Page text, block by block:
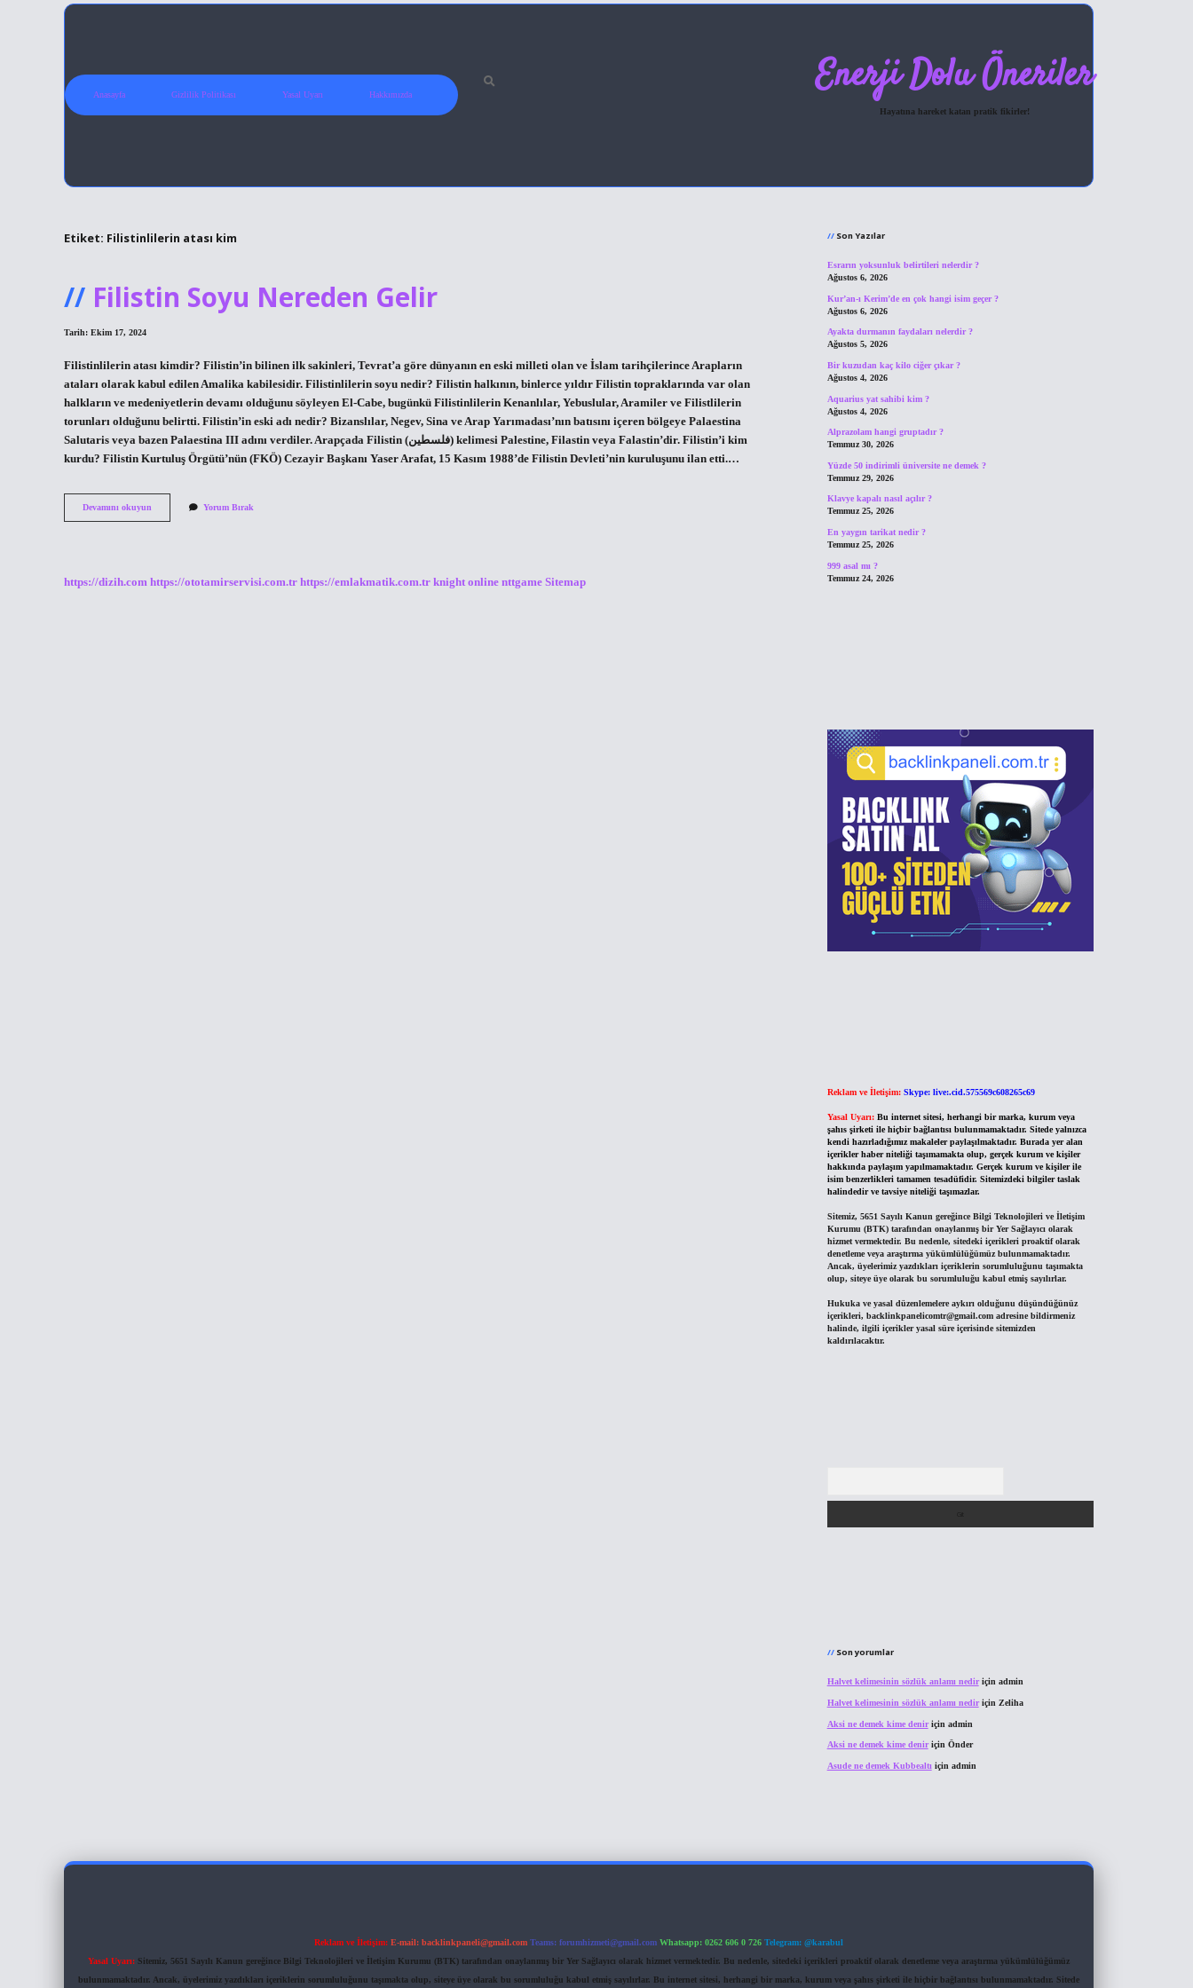
Anasayfa Gizlilik Politikası Yasal Uyarı Hakkımızda Enerji Dolu Öneriler
Hayatına hareket katan pratik fikirler!
Etiket: Filistinlilerin atası kim
Filistin Soyu Nereden Gelir
Tarih: Ekim 17, 2024
Filistinlilerin atası kimdir? Filistin’in bilinen ilk sakinleri, Tevrat’a göre dünyanın en eski milleti olan ve İslam tarihçilerince Arapların
ataları olarak kabul edilen Amalika kabilesidir. Filistinlilerin soyu nedir? Filistin halkının, binlerce yıldır Filistin topraklarında var olan
halkların ve medeniyetlerin devamı olduğunu söyleyen El-Cabe, bugünkü Filistinlilerin Kenanlılar, Yebuslular, Aramiler ve Filistlilerin
torunları olduğunu belirtti. Filistin’in eski adı nedir? Bizanslılar, Negev, Sina ve Arap Yarımadası’nın batısını içeren bölgeye Palaestina
Salutaris veya bazen Palaestina III adını verdiler. Arapçada Filistin (فلسطين) kelimesi Palestine, Filastin veya Falastin’dir. Filistin’i kim
kurdu? Filistin Kurtuluş Örgütü’nün (FKÖ) Cezayir Başkanı Yaser Arafat, 15 Kasım 1988’de Filistin Devleti’nin kuruluşunu ilan etti.…
Devamını okuyun
Soyu
Yorum Bırak
https://dizih.com https://ototamirservisi.com.tr https://emlakmatik.com.tr knight online nttgame Sitemap
Son Yazılar
Esrarın yoksunluk belirtileri nelerdir ?
Ağustos 6, 2026
Kur’an-ı Kerim’de en çok hangi isim geçer ?
Ağustos 6, 2026
Ayakta durmanın faydaları nelerdir ?
Ağustos 5, 2026
Bir kuzudan kaç kilo ciğer çıkar ?
Ağustos 4, 2026
Aquarius yat sahibi kim ?
Ağustos 4, 2026
Alprazolam hangi gruptadır ?
Temmuz 30, 2026
Yüzde 50 indirimli üniversite ne demek ?
Temmuz 29, 2026
Klavye kapalı nasıl açılır ?
Temmuz 25, 2026
En yaygın tarikat nedir ?
Temmuz 25, 2026
999 asal mı ?
Temmuz 24, 2026
Reklam ve İletişim: Skype: live:.cid.575569c608265c69
Yasal Uyarı: Bu internet sitesi, herhangi bir marka, kurum veya
şahıs şirketi ile hiçbir bağlantısı bulunmamaktadır. Sitede yalnızca
kendi hazırladığımız makaleler paylaşılmaktadır. Burada yer alan
içerikler haber niteliği taşımamakta olup, gerçek kurum ve kişiler
hakkında paylaşım yapılmamaktadır. Gerçek kurum ve kişiler ile
isim benzerlikleri tamamen tesadüfidir. Sitemizdeki bilgiler taslak
halindedir ve tavsiye niteliği taşımazlar.
Sitemiz, 5651 Sayılı Kanun gereğince Bilgi Teknolojileri ve İletişim
Kurumu (BTK) tarafından onaylanmış bir Yer Sağlayıcı olarak
hizmet vermektedir. Bu nedenle, sitedeki içerikleri proaktif olarak
denetleme veya araştırma yükümlülüğümüz bulunmamaktadır.
Ancak, üyelerimiz yazdıkları içeriklerin sorumluluğunu taşımakta
olup, siteye üye olarak bu sorumluluğu kabul etmiş sayılırlar.
Hukuka ve yasal düzenlemelere aykırı olduğunu düşündüğünüz
içerikleri, backlinkpanelicomtr@gmail.comadresine bildirmeniz
halinde, ilgili içerikler yasal süre içerisinde sitemizden
kaldırılacaktır.
Son yorumlar
Halvet kelimesinin sözlük anlamı nediriçin admin
Halvet kelimesinin sözlük anlamı nediriçin Zeliha
Aksi ne demek kime deniriçin admin
Aksi ne demek kime deniriçin Önder
Asude ne demek Kubbealtı için admin
Reklam ve İletişim: E-mail: backlinkpaneli@gmail.com Teams: forumhizmeti@gmail.com Whatsapp: 0262 606 0 726 Telegram: @karabul
Yasal Uyarı: Sitemiz, 5651 Sayılı Kanun gereğince Bilgi Teknolojileri ve İletişim Kurumu (BTK) tarafından onaylanmış bir Yer Sağlayıcı olarak hizmet vermektedir. Bu nedenle, sitedeki içerikleri proaktif olarak denetleme veya araştırma yükümlülüğümüz
bulunmamaktadır. Ancak, üyelerimiz yazdıkları içeriklerin sorumluluğunu taşımakta olup, siteye üye olarak bu sorumluluğu kabul etmiş sayılırlar. Bu internet sitesi, herhangi bir marka, kurum veya şahıs şirketi ile hiçbir bağlantısı bulunmamaktadır. Sitede